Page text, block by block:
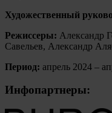
Художественный
Режиссеры: Александр
Савельев, Александр
Период: апрель 2024 –
Инфопартнеры: